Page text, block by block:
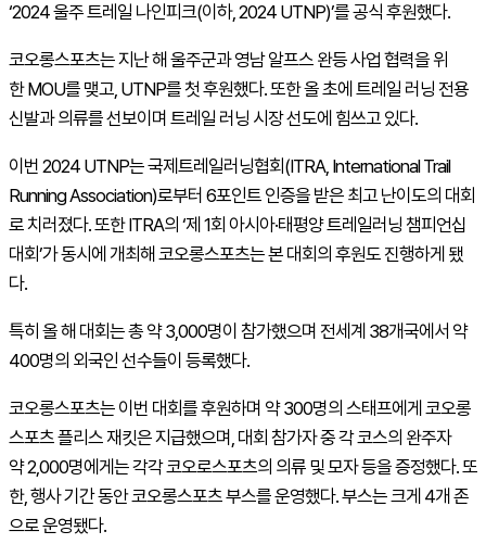
‘2024 울주 트레일 나인피크(이하, 2024 UTNP)’를 공식 후원했다.
코오롱스포츠는 지난 해 울주군과 영남 알프스 완등 사업 협력을 위
한 MOU를 맺고, UTNP를 첫 후원했다. 또한 올 초에 트레일 러닝 전용
신발과 의류를 선보이며 트레일 러닝 시장 선도에 힘쓰고 있다.
이번 2024 UTNP는 국제트레일러닝협회(ITRA, International Trail
Running Association)로부터 6포인트 인증을 받은 최고 난이도의 대회
로 치러졌다. 또한 ITRA의 ‘제 1회 아시아·태평양 트레일러닝 챔피언십
대회’가 동시에 개최해 코오롱스포츠는 본 대회의 후원도 진행하게 됐
다.
특히 올 해 대회는 총 약 3,000명이 참가했으며 전세계 38개국에서 약
400명의 외국인 선수들이 등록했다.
코오롱스포츠는 이번 대회를 후원하며 약 300명의 스태프에게 코오롱
스포츠 플리스 재킷은 지급했으며, 대회 참가자 중 각 코스의 완주자
약 2,000명에게는 각각 코오로스포츠의 의류 및 모자 등을 증정했다. 또
한, 행사 기간 동안 코오롱스포츠 부스를 운영했다. 부스는 크게 4개 존
으로 운영됐다.